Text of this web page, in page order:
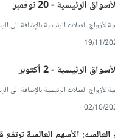
الرئيسية - 20 نوفمبر
العملات الرئيسية بالإضافة الى
19/11/
الرئيسية - 2 أكتوبر
العملات الرئيسية بالإضافة الى
02/10/